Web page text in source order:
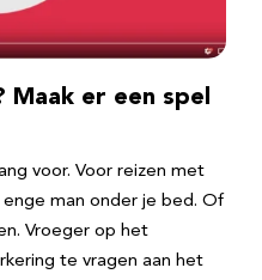
Maak er een spel
voor. Voor reizen met
man onder je bed. Of
Vroeger op het
te vragen aan het